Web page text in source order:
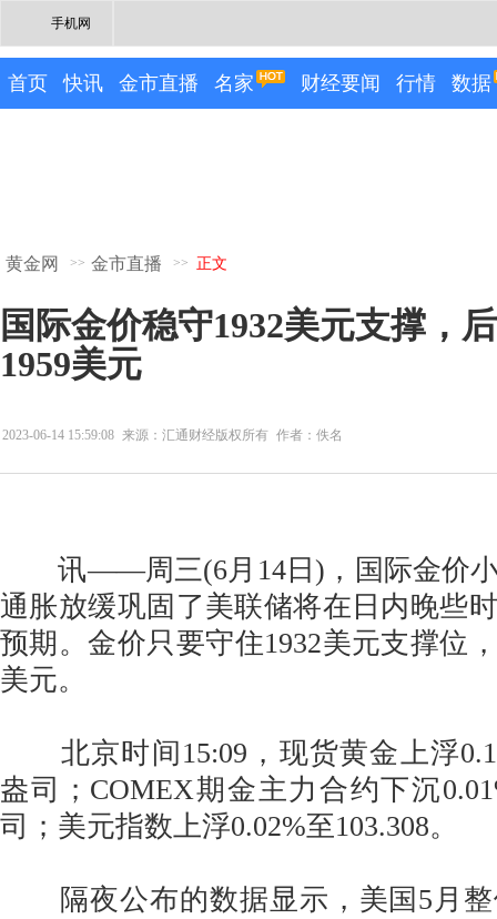
手机网
首页 快讯 金市直播 名家 财经要闻 行情 数据
黄金网 >> 金市直播 >> 正文
国际金价稳守1932美元支撑，
1959美元
2023-06-14 15:59:08 来源：汇通财经版权所有 作者：佚名
讯——周三(6月14日)，国际金价小
通胀放缓巩固了美联储将在日内晚些
预期。金价只要守住1932美元支撑位
美元。
北京时间15:09，现货黄金上浮
盎司；COMEX期金主力合约下沉
司；美元指数上浮0.02%至103.308。
隔夜公布的数据显示，美国5月整